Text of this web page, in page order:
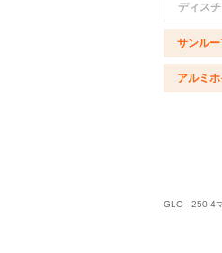
ディス
サンル
アルミ
GLC 250 4マ